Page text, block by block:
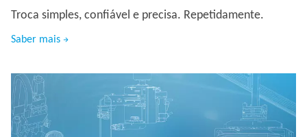
Troca simples, confiável e precisa. Repetidamente.
Saber mais